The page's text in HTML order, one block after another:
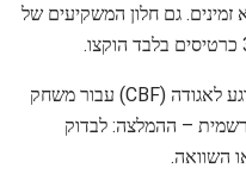
גם חלון המשקיעים של
לאוהדי ברזיל: אין ערוץ רשמי פתוח כרגע לאגודה (CBF) עבור משחק
– ההמלצה: לבדוק
השוואה.